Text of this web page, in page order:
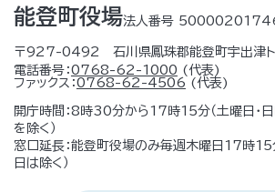
能登町役場法人番号
〒927-0492 石川県鳳珠郡能登町宇出津
電話番号：0768-62-1000 (代表)
ファックス：0768-62-4506 (代表)
開庁時間：8時30分から17時15分（土曜日・日
を除く）
窓口延長：能登町役場のみ毎週木曜日17時
日は除く）